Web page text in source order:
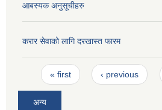
आबस्यक अनुसूचीहरु
करार सेवाको लागि दरखास्त फारम
Pages
« first ‹ previous
अन्य